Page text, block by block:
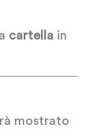
cartella in
mostrato